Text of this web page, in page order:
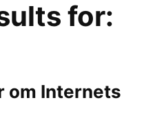
for:
om Internets